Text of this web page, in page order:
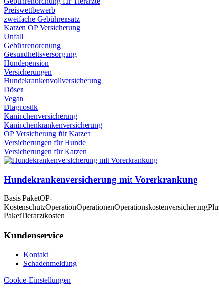
Preiswettbewerb
zweifache Gebührensatz
Katzen OP Versicherung
Unfall
Gebührenordnung
Gesundheitsversorgung
Hundepension
Versicherungen
Hundekrankenvollversicherung
Dösen
Vegan
Diagnostik
Kaninchenversicherung
Kaninchenkrankenversicherung
OP Versicherung für Katzen
Versicherungen für Hunde
Versicherungen für Katzen
Hundekrankenversicherung mit Vorerkrankung
Basis PaketOP-
KostenschutzOperationOperationenOperationskostenversicherung
PaketTierarztkosten
Kundenservice
Kontakt
Schadenmeldung
Cookie-Einstellungen